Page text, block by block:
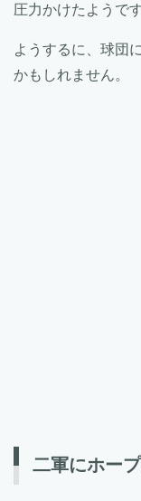
圧力かけたようです
ようするに、球団
かもしれません。
二軍にホー